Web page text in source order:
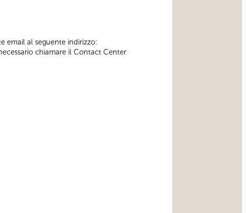
email al seguente indirizzo:
chiamare il Contact Center